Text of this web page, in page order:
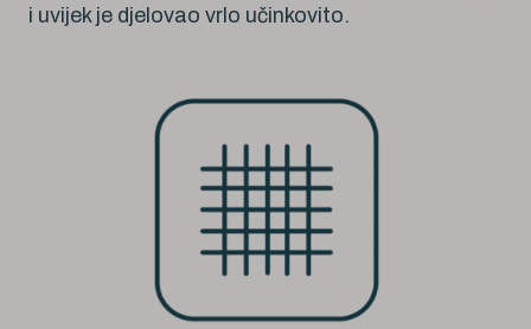
i uvijek je djelovao vrlo učinkovito.